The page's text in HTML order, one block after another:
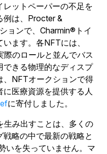
ットペーパーの不足を
例は、Procter &
ョンで、Charmin®トイ
ます。各NFTには、
のロールと並んでバス
できる物理的なディスプ
、NFTオークションで得
医療資源を提供する人
に寄付しました。
生み出すことは、多くの
略の中で最新の戦略と
いを失っていません。マ